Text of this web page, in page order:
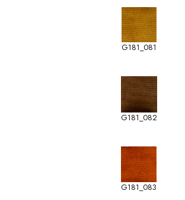
G181_081
G181_082
G181_083